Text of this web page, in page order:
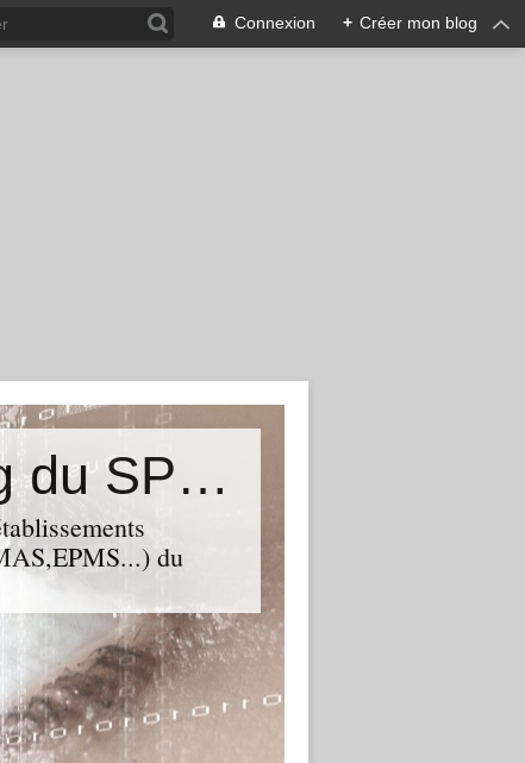
Connexion + Créer mon blog
&quot;Résistances&quot;-Le blog du SPHAB/CGT (56-Guémené-sur-Scorff) et des Syndicats CGT associés des petits établissements sanitaires, sociaux et médico-sociaux du Morbihan qui résistent à la casse
du